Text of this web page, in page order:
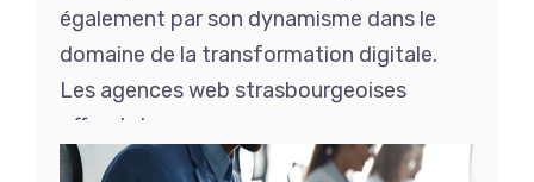
également par son dynamisme dans le
domaine de la transformation digitale.
Les agences web strasbourgeoises
offrent des ...